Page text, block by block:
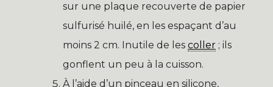
sur une plaque recouverte de papier
sulfurisé huilé, en les espaçant d’au
moins 2 cm. Inutile de les coller ; ils
gonflent un peu à la cuisson.
À l’aide d’un pinceau en silicone,